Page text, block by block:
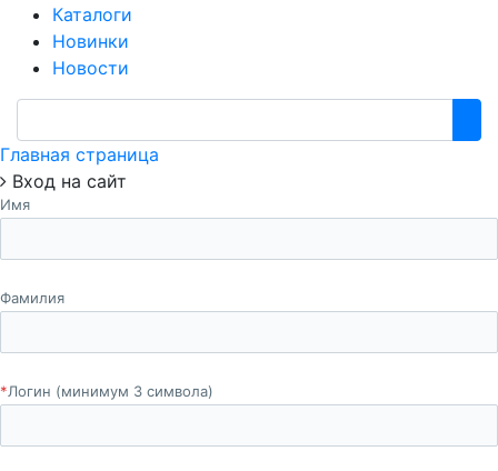
Каталоги
Новинки
Новости
Главная страница
Вход на сайт
Имя
Фамилия
*Логин (минимум 3 символа)